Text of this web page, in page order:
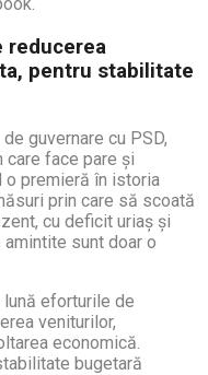
reducerea
pentru stabilitate
guvernare cu PSD,
care face pare și
o premieră în istoria
prin care să scoată
cu deficit uriaș și
sunt doar o
lună eforturile de
veniturilor,
economică.
bugetară